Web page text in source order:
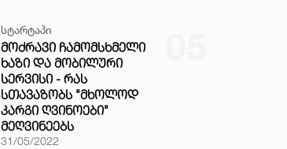
სტარტაპი
ᲛᲝᲫᲠᲐᲕᲘ ᲩᲐᲛᲝᲛᲡᲮᲛᲔᲚᲘ
ᲮᲐᲖᲘ ᲓᲐ ᲛᲝᲑᲘᲚᲣᲠᲘ
ᲡᲔᲠᲕᲘᲡᲘ - ᲠᲐᲡ
ᲡᲗᲐᲕᲐᲖᲝᲑᲡ "ᲛᲮᲝᲚᲝᲓ
ᲙᲐᲠᲒᲘ ᲦᲕᲘᲜᲝᲔᲑᲘ"
ᲛᲔᲦᲕᲘᲜᲔᲔᲑᲡ
31/05/2022